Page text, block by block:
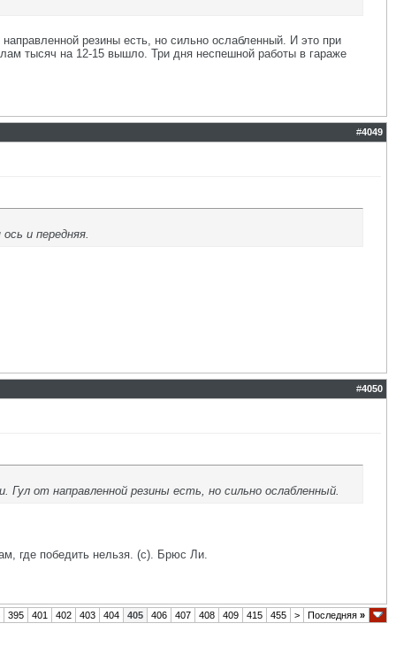
резины есть, но сильно ослабленный. И это при
тысяч на 12-15 вышло. Три дня неспешной работы в гараже
#4049
и передняя.
#4050
от направленной резины есть, но сильно ослабленный.
где победить нельзя. (с). Брюс Ли.
395 401 402 403 404 405 406 407 408 409 415 455 > Последняя »